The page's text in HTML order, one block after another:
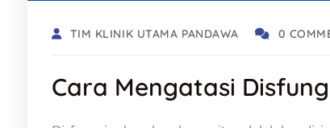
TIM KLINIK UTAMA PANDAWA 0
Cara Mengatasi